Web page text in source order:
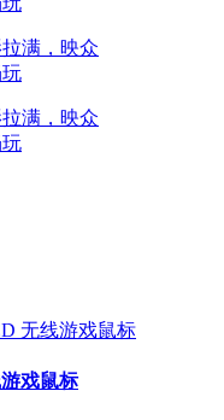
戏鼠标